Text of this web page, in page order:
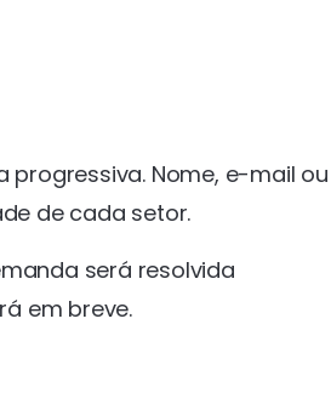
Nome, e-mail ou
de cada setor.
será resolvida
em breve.